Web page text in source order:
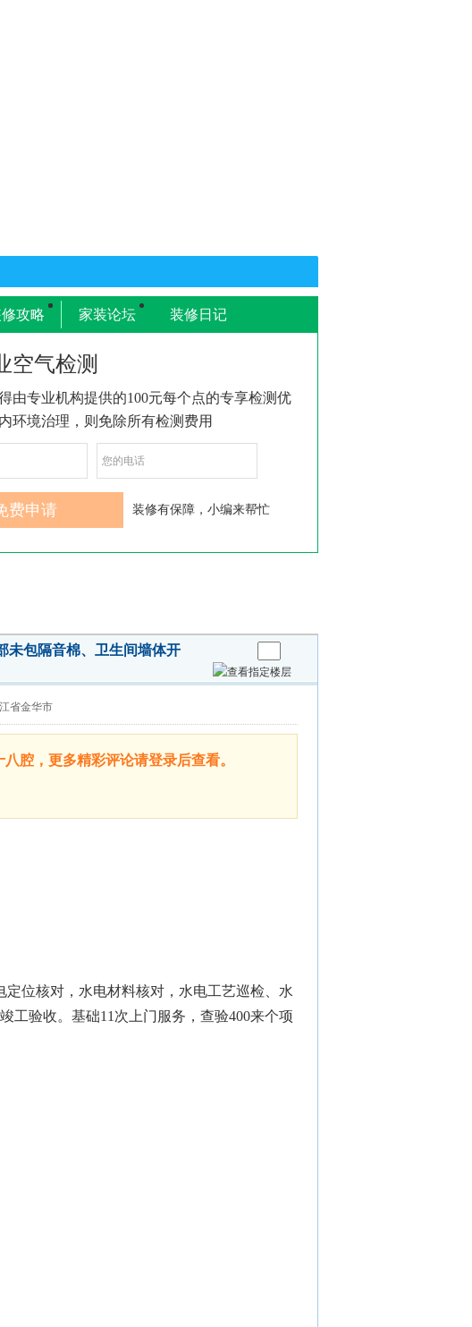
攻略 家装论坛 装修日记
未包隔音棉、卫生间墙体开
省金华市
腔，更多精彩评论请登录后查看。
位核对，水电材料核对，水电工艺巡检、水
工验收。基础11次上门服务，查验400来个项